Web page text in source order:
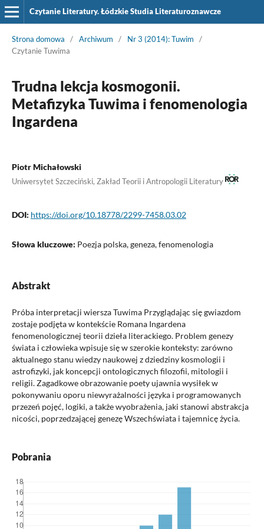
Czytanie Literatury. Łódzkie Studia Literaturoznawcze
Strona domowa / Archiwum / Nr 3 (2014): Tuwim
/
Czytanie Tuwima
Trudna lekcja kosmogonii.
Metafizyka Tuwima i fenomenologia
Ingardena
Piotr Michałowski
Uniwersytet Szczeciński, Zakład Teorii i Antropologii Literatury
DOI: https://doi.org/10.18778/2299-7458.03.02
Słowa kluczowe: Poezja polska, geneza, fenomenologia
Abstrakt
Próba interpretacji wiersza Tuwima Przyglądając się gwiazdom
zostaje podjęta w kontekście Romana Ingardena
fenomenologicznej teorii dzieła literackiego. Problem genezy
świata i człowieka wpisuje się w szerokie konteksty: zarówno
aktualnego stanu wiedzy naukowej z dziedziny kosmologii i
astrofizyki, jak koncepcji ontologicznych filozofii, mitologii i
religii. Zagadkowe obrazowanie poety ujawnia wysiłek w
pokonywaniu oporu niewyrażalności języka i programowanych
przezeń pojęć, logiki, a także wyobrażenia, jaki stanowi abstrakcja
nicości, poprzedzającej genezę Wszechświata i tajemnicę życia.
Pobrania